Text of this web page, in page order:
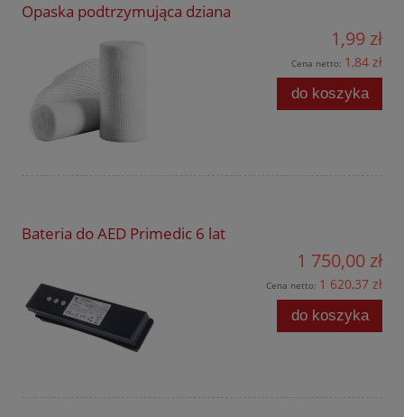
Opaska podtrzymująca dziana
1,99 zł
Cena netto: 1,84 zł
do koszyka
Bateria do AED Primedic 6 lat
1 750,00 zł
Cena netto: 1 620,37 zł
do koszyka